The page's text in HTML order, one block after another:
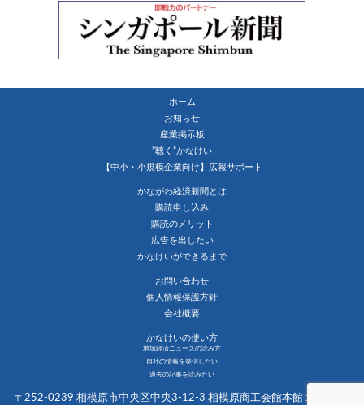
ホーム
お知らせ
産業掲示板
”聴く”かなけい
【中小・小規模企業向け】広報サポート
かながわ経済新聞とは
購読申し込み
購読のメリット
広告を出したい
かなけいができるまで
お問い合わせ
個人情報保護方針
会社概要
かなけいの使い方
地域経済ニュースの読み方
自社の情報を発信したい
過去の記事を読みたい
〒252-0239 相模原市中央区中央3-12-3 相模原商工会館本館１